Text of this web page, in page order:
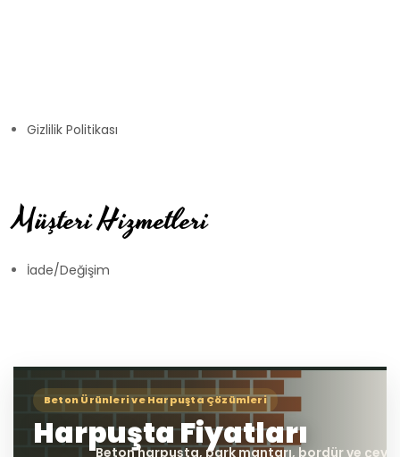
Gizlilik Politikası
Müşteri Hizmetleri
İade/Değişim